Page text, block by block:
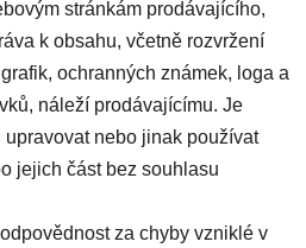
stránkám prodávajícího,
k obsahu, včetně rozvržení
ochranných známek, loga a
náleží prodávajícímu. Je
nebo jinak používat
jejich část bez souhlasu
za chyby vzniklé v